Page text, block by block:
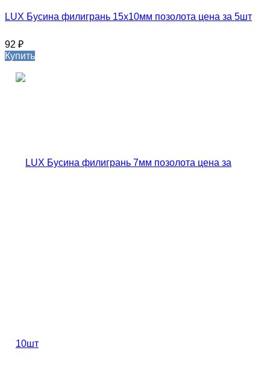
LUX Бусина филигрань 15х10мм позолота цена за 5шт
92 ₽
Купить